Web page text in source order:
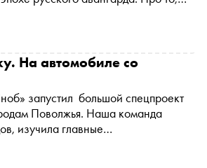
повар, кулинарный писатель и
На автомобиле со
запустил большой спецпроект
Поволжья. Наша команда
изучила главные
и краеведами. Саранск